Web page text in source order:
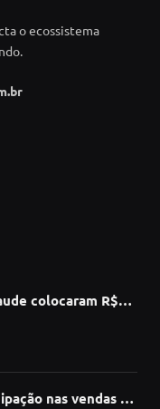
o ecossistema
colocaram R$
nas vendas de